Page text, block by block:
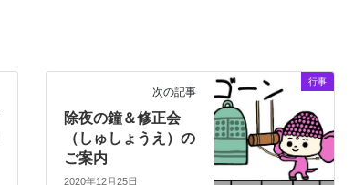
行事
次の記事
除夜の鐘＆修正会
（しゅしょうえ）の
ご案内
2020年12月25日